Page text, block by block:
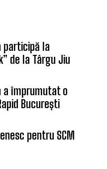
participă la
de la Târgu Jiu
a împrumutat o
București
pentru SCM